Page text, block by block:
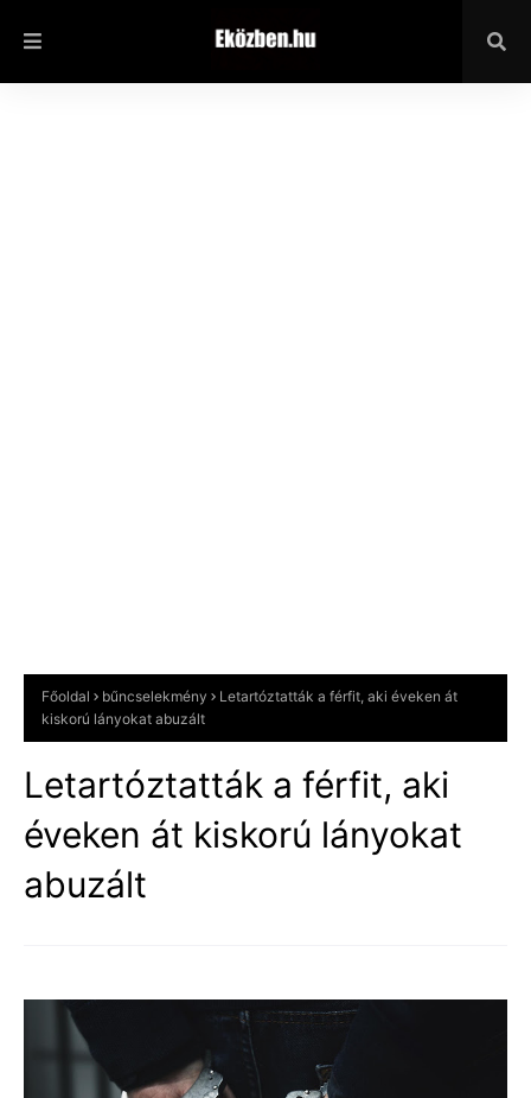
Főoldal bűncselekmény
Letartóztatták a férfit, aki éveken át
kiskorú lányokat abuzált
Letartóztatták a férfit, aki
éveken át kiskorú lányokat
abuzált